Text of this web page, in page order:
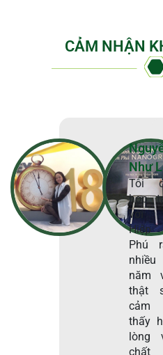
CẢM NHẬN
Như
Tôi
hợp
với
Hiệp
Phú
nhiều
năm
thật
cảm
thấy
lòng
chất